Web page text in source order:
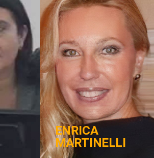
ENRICA
MARTINELLI